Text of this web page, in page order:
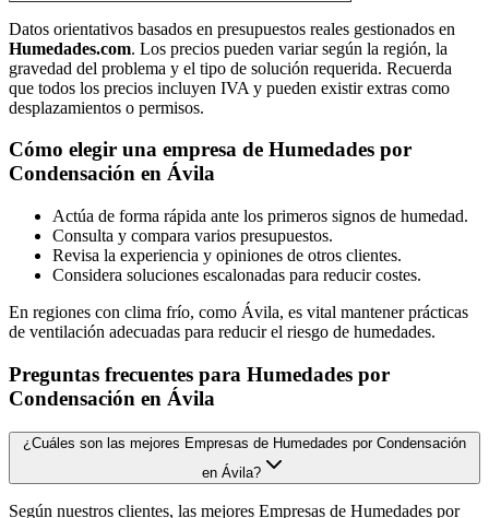
Datos orientativos basados en presupuestos reales gestionados en
Humedades.com. Los precios pueden variar según la región, la
gravedad del problema y el tipo de solución requerida. Recuerda
que todos los precios incluyen IVA y pueden existir extras como
desplazamientos o permisos.
Cómo elegir una empresa de Humedades por
Condensación en Ávila
Actúa de forma rápida ante los primeros signos de humedad.
Consulta y compara varios presupuestos.
Revisa la experiencia y opiniones de otros clientes.
Considera soluciones escalonadas para reducir costes.
En regiones con clima frío, como Ávila, es vital mantener prácticas
de ventilación adecuadas para reducir el riesgo de humedades.
Preguntas frecuentes para Humedades por
Condensación en Ávila
¿Cuáles son las mejores Empresas de Humedades por Condensación
en Ávila?
Según nuestros clientes, las mejores Empresas de Humedades por